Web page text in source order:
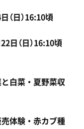
（日）16:10頃
日（日）16:10頃
と白菜・夏野菜収
売体験・赤カブ種